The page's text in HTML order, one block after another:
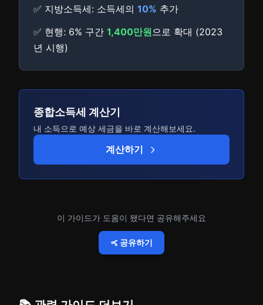
✅ 지방소득세: 소득세의 10% 추가
✅ 현행: 6% 구간 1,400만원으로 확대 (2023
년 시행)
종합소득세 계산기
내 소득으로 예상 세금을 바로 계산해보세요.
계산하기
이 가이드가 도움이 됐다면 공유해주세요
공유하기